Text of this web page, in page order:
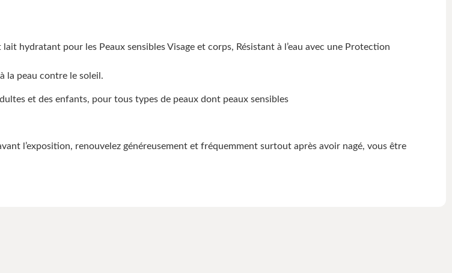
hydratant pour les Peaux sensibles Visage et corps, Résistant à l’eau avec une Protection
la peau contre le soleil.
et des enfants, pour tous types de peaux dont peaux sensibles
l’exposition, renouvelez généreusement et fréquemment surtout après avoir nagé, vous être